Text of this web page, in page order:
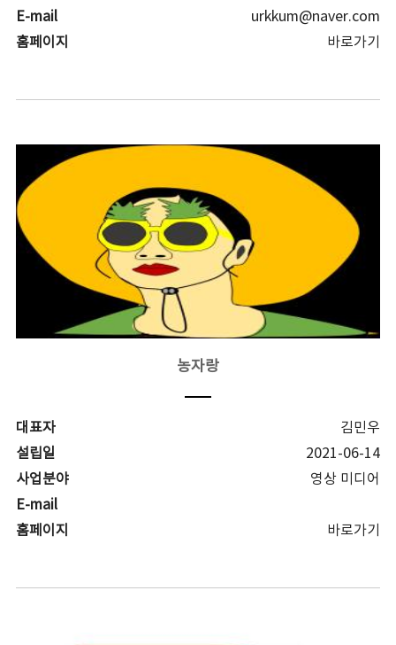
E-mail
urkkum@naver.com
홈페이지
바로가기
농자랑
대표자
김민우
설립일
2021-06-14
사업분야
영상 미디어
E-mail
홈페이지
바로가기